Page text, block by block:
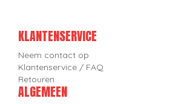
KLANTENSERVICE
Neem contact op
Klantenservice / FAQ
Retouren
ALGEMEEN